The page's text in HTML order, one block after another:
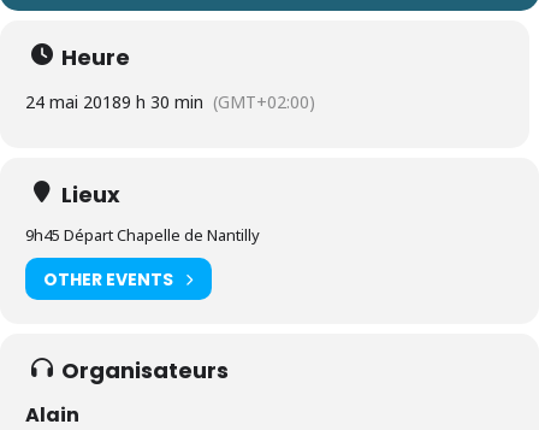
Heure
24 mai 20189 h 30 min (GMT+02:00)
Lieux
9h45 Départ Chapelle de Nantilly
OTHER EVENTS
Organisateurs
Alain